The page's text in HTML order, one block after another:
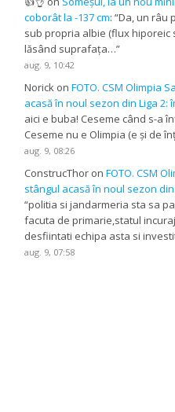
coborât la -137 cm: “Da, un râu
sub propria albie (flux hiporeic
lăsând suprafața…”
aug. 9, 10:42
Norick onFOTO. CSM Olimpia
acasă în noul sezon din Liga 2:
aici e buba! Ceseme când s-a
Ceseme nu e Olimpia (e și de
aug. 9, 08:26
ConstrucThor onFOTO. CSM
stângul acasă în noul sezon
“politia si jandarmeria sta sa
facuta de primarie,statul
desfiintati echipa asta si
aug. 9, 07:58